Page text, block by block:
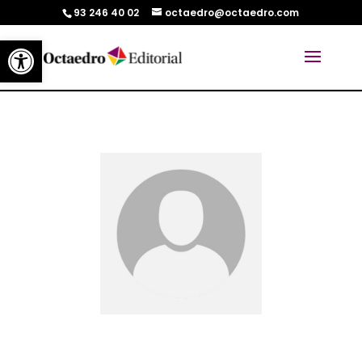
Abrir barra de herramientas
93 246 40 02 octaedro@octaedro.com